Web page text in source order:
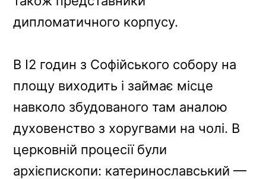
дипломатичного корпусу.
В І2 годин з Софійського собору на
площу виходить і займає місце
навколо збудованого там аналою
духовенство з хоругвами на чолі. В
церковній процесії були
архієпископи: катеринославський —